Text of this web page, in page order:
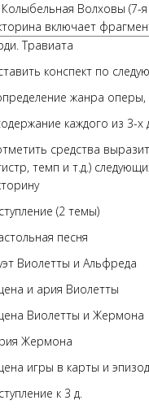
Колыбельная Волховы (7-я
включает
Травиата
конспект по
жанра оперы,
каждого из 3-
средства
темп и т.д.)
(2 темы)
песня
Виолетты и Альфреда
и ария Виолетты
Виолетты и Жермона
Жермона
игры в карты и
к 3 д.